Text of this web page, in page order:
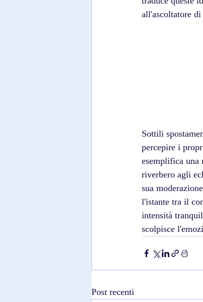
all'ascoltatore
Sottili
percepire i
esemplifica una
riverbero agli
sua
l'istante tra il
intensità
scolpisce
Post recenti